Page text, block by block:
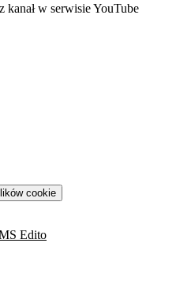
nowej karcie
kanał w serwisie YouTube
cookie
Edito